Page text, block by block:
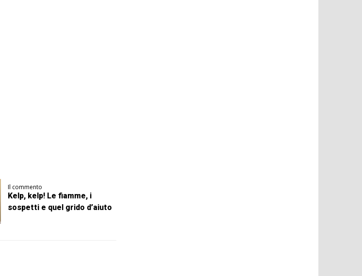
Il commento
Kelp, kelp! Le fiamme, i
sospetti e quel grido d’aiuto